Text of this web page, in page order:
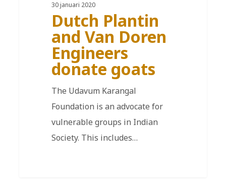
30 januari 2020
Dutch Plantin
and Van Doren
Engineers
donate goats
The Udavum Karangal
Foundation is an advocate for
vulnerable groups in Indian
Society. This includes…